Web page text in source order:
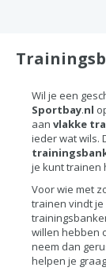
Wil je een
Sportbay.nl
aan vlakke
ieder wat wils.
je kunt trainen
Voor wie met
trainen vindt
willen hebben
neem dan
helpen je